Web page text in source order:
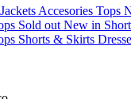
Accesories Tops
Sold out New in
Shorts & Skirts